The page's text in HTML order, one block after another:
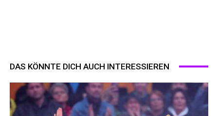
DAS KÖNNTE DICH AUCH INTERESSIEREN